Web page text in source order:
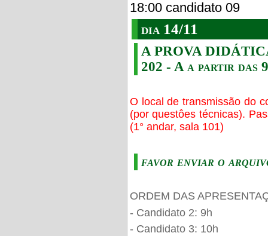
18:00 candidato 09
dia 14/11
A PROVA
202 - A a partir das
O local de transmissão do
(por questôes técnicas).
(1° andar, sala 101)
favor enviar o
ORDEM DAS
- Candidato 2: 9h
- Candidato 3: 10h